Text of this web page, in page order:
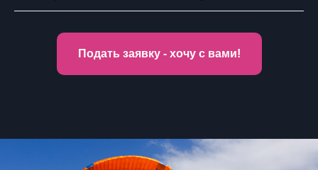
Подать заявку - хочу с вами!